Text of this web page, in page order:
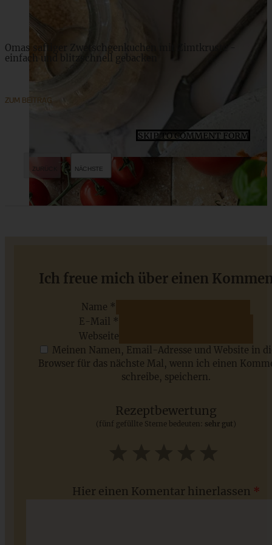
Weltbester saftiger Zitronenkuchen mit Joghurt
Omas saftiger Zwetschgenkuchen mit Zimtkruste -
einfach und blitzschnell gebacken
ZUM BEITRAG
Saisonale Rezepte im Juli - meine 7 sommerlichen
SKIP TO COMMENT FORM
Ich freue mich über einen
Name *
E-Mail *
Webseite
Meinen Namen, Email-Adresse und Website in
Browser für das nächste Mal, wenn ich einen
schreibe, speichern.
Rezeptbewertung
(fünf gefüllte Sterne bedeuten: sehr gut )
Hier einen Komentar hinerlassen *